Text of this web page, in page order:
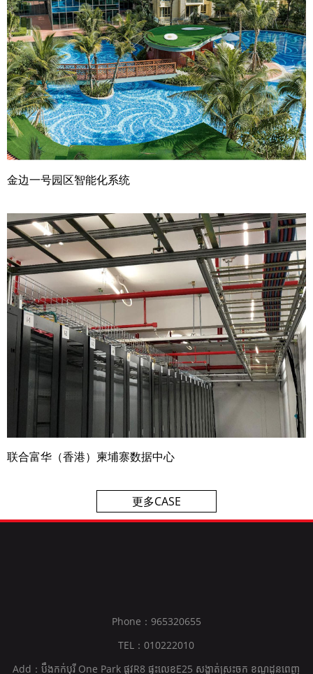
金边一号园区智能化系统
联合富华（香港）柬埔寨数据中心
更多CASE
Phone：965320655
TEL：010222010
Add：បឹងកក់បុរី One Park ផ្លូវR8 ផ្ទះលេខE25 សង្កាត់ស្រះចក ខណ្ឌដូនពេញ